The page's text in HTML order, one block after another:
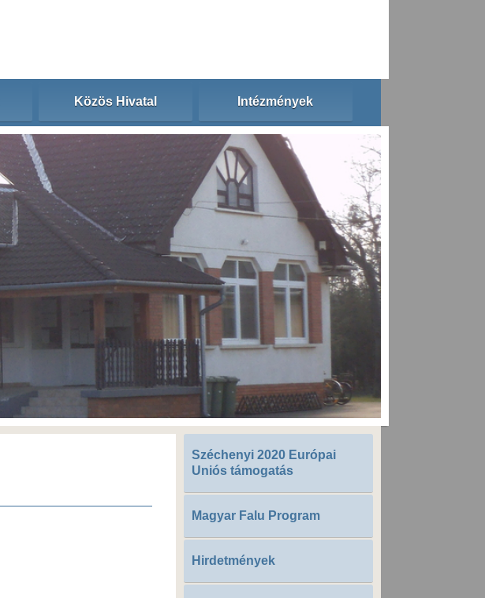
Közös Hivatal Intézmények
Széchenyi 2020 Európai
Uniós támogatás
Magyar Falu Program
Hirdetmények